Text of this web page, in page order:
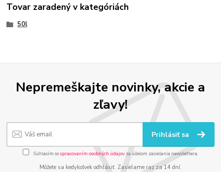
Tovar zaradený v kategóriách
50l
Nepremeškajte novinky, akcie a
zľavy!
Prihlásiť sa
Súhlasím sospracovaním osobných údajov za účelom zasielania newslettera.
Môžete sa kedykoľvek odhlásiť. Zasielame raz za 14 dní.